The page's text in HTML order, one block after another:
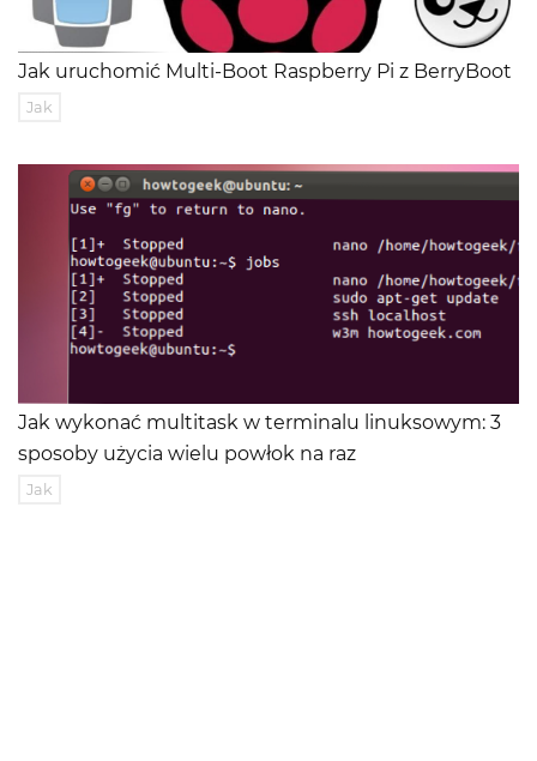
Jak uruchomić Multi-Boot Raspberry Pi z BerryBoot
Jak
Jak wykonać multitask w terminalu linuksowym: 3
sposoby użycia wielu powłok na raz
Jak